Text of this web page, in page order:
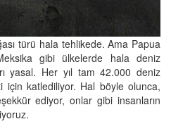
türü hala tehlikede. Ama Papua
gibi ülkelerde hala deniz
yasal. Her yıl tam 42.000 deniz
için katlediliyor. Hal böyle olunca,
ediyor, onlar gibi insanların